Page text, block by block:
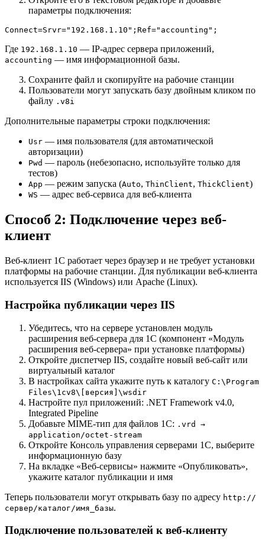
параметры подключения:
Где 192.168.1.10 — IP-адрес сервера приложений,
accounting — имя информационной базы.
Сохраните файл и скопируйте на рабочие станции
Пользователи могут запускать базу двойным кликом по
файлу .v8i
Дополнительные параметры строки подключения:
Usr — имя пользователя (для автоматической
авторизации)
Pwd — пароль (небезопасно, используйте только для
тестов)
App — режим запуска (Auto, ThinClient, ThickClient)
WS — адрес веб-сервиса для веб-клиента
Способ 2: Подключение через веб-
клиент
Веб-клиент 1С работает через браузер и не требует установки
платформы на рабочие станции. Для публикации веб-клиента
используется IIS (Windows) или Apache (Linux).
Настройка публикации через IIS
Убедитесь, что на сервере установлен модуль
расширения веб-сервера для 1С (компонент «Модуль
расширения веб-сервера» при установке платформы)
Откройте диспетчер IIS, создайте новый веб-сайт или
виртуальный каталог
В настройках сайта укажите путь к каталогу C:\Program
Files\1cv8\[версия]\wsdir
Настройте пул приложений: .NET Framework v4.0,
Integrated Pipeline
Добавьте MIME-тип для файлов 1С: .vrd →
application/octet-stream
Откройте Консоль управления серверами 1С, выберите
информационную базу
На вкладке «Веб-сервисы» нажмите «Опубликовать»,
укажите каталог публикации и имя
Теперь пользователи могут открывать базу по адресу http://
сервер/каталог/имя_базы.
Подключение пользователей к веб-клиенту